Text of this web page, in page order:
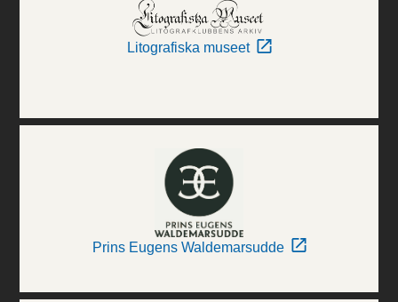
Litografiska museet
Prins Eugens Waldemarsudde